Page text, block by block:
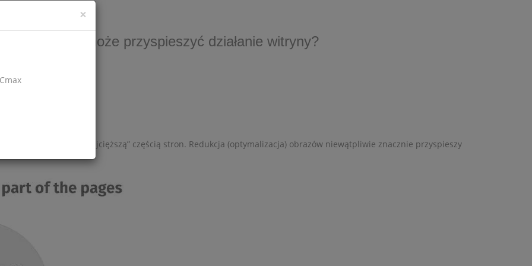
obrazu.
pod kątem może przyspieszyć działanie witryny?
stron witryny i jest „najcięższą” częścią stron. Redukcja (optymalizacja) obrazów niewątpliwie znacznie przyspieszy
×